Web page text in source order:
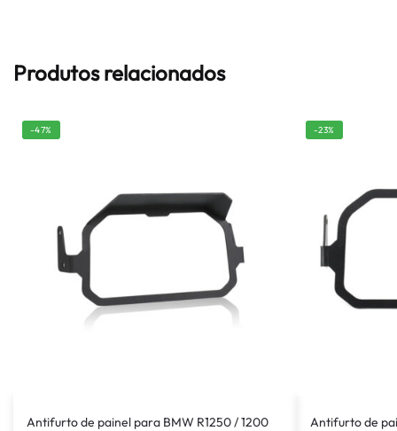
Produtos relacionados
-47%
Antifurto de painel para BMW R1250 / 1200
-23%
Antifurto de